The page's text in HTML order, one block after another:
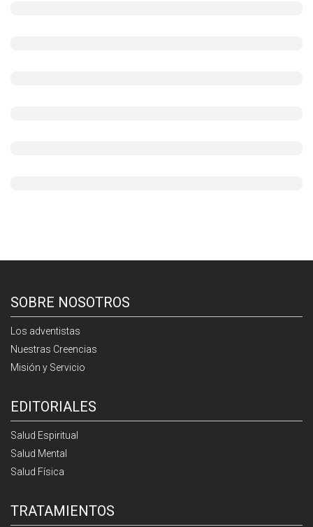
SOBRE NOSOTROS
Los adventistas
Nuestras Creencias
Misión y Servicio
EDITORIALES
Salud Espiritual
Salud Mental
Salud Física
TRATAMIENTOS